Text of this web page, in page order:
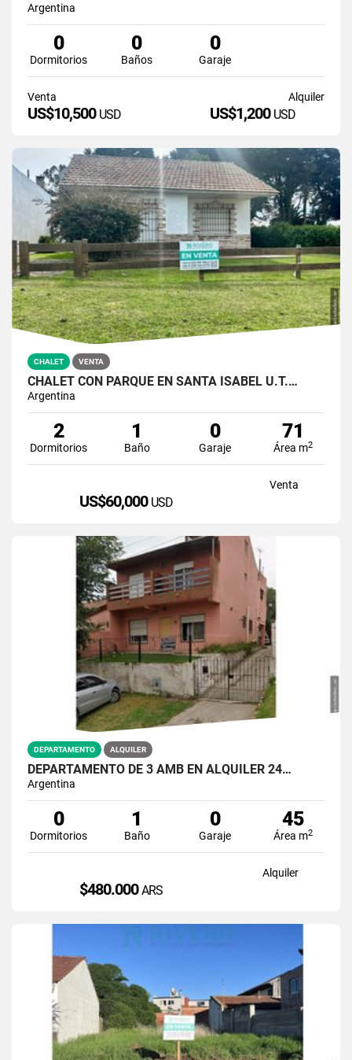
Argentina
0
Dormitorios
0
Baños
0
Garaje
Venta
US$10,500 USD
Alquiler
US$1,200 USD
CHALET VENTA
CHALET CON PARQUE EN SANTA ISABEL U.T.…
Argentina
2
Dormitorios
1
Baño
0
Garaje
71
Área m2
Venta
US$60,000 USD
DEPARTAMENTO ALQUILER
DEPARTAMENTO DE 3 AMB EN ALQUILER 24…
Argentina
0
Dormitorios
1
Baño
0
Garaje
45
Área m2
Alquiler
$480.000ARS